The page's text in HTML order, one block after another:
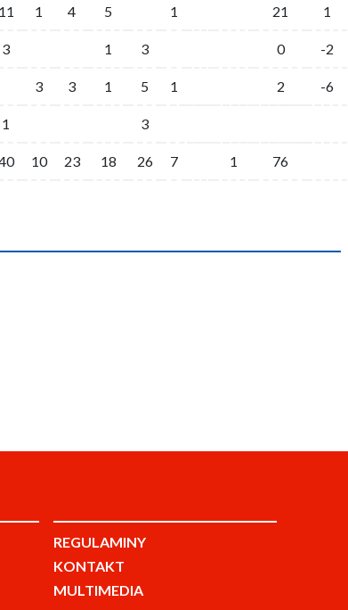
11 1 4 5 1 21 1
3 1 3 0 -2
3 3 1 5 1 2 -6
1 3
10 23 18 26 7 1 76
REGULAMINY
KONTAKT
MULTIMEDIA